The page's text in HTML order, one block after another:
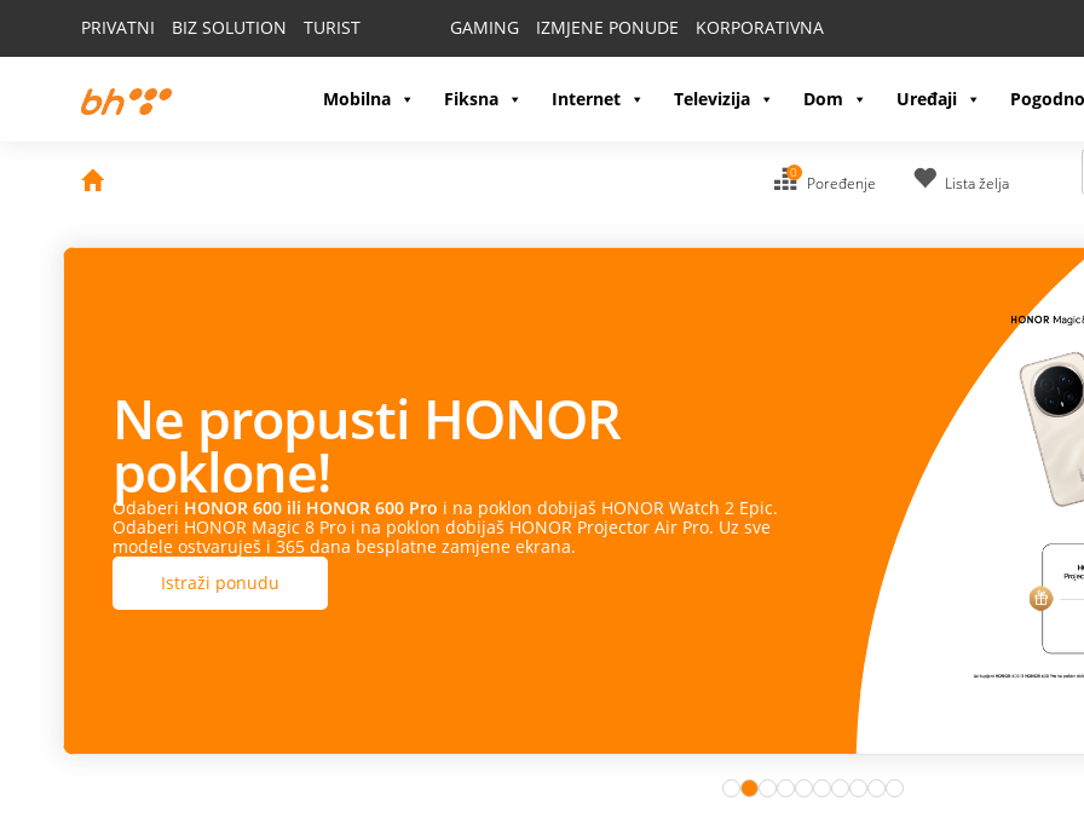
PRIVATNI BIZ SOLUTION TURIST GAMING IZMJENE PONUDE KORPORATIVNA
Mobilna Fiksna Internet Televizija Dom Uređaji
0
Poređenje Lista želja
Ne propusti HONOR
poklone!
Odaberi HONOR 600 ili HONOR 600 Pro i na poklon dobijaš HONOR Watch 2 Epic.
Odaberi HONOR Magic 8 Pro i na poklon dobijaš HONOR Projector Air Pro. Uz sve
modele ostvaruješ i 365 dana besplatne zamjene ekrana.
Istraži ponudu